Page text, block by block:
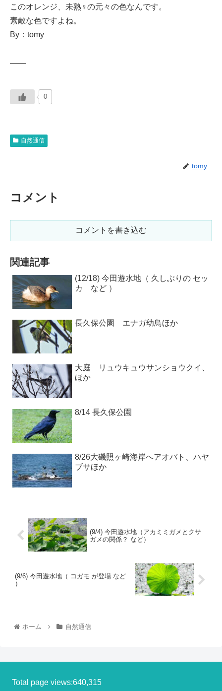
このオレンジ、未熟♀の元々の色なんです。
素敵な色ですよね。
By：tomy
——
0
自然通信
tomy
コメント
コメントを書き込む
関連記事
(12/18) 今田遊水地（ 久しぶりの セッ
カ など ）
長久保公園 エナガ幼鳥ほか
大庭 リュウキュウサンショウクイ、
ほか
8/14 長久保公園
8/26大磯照ヶ崎海岸へアオバト、ハヤ
ブサほか
(9/4) 今田遊水地（アカミミガメとクサ
ガメの関係？ など）
(9/6) 今田遊水地（ コガモ が登場 など
）
ホーム 自然通信
Total page views:640,315